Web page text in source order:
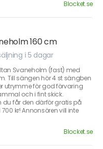
Blocket.se
160 cm
i 5 dagar
Svaneholm (fast) med
Till sängen hör 4 st sängben
utrymme för god förvaring
och i fint skick.
får den därför gratis på
kr! Annonsören vill inte
Blocket.se